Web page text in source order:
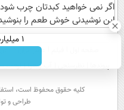
اگر نمی خواهید کبدتان چرب شود
این نوشیدنی خوش طعم را
۱ میلیارد اعتبار خرید طلا | بدون ضامن و چک
عصر ایران۲
آب و هوا اوقات
كليه حقوق محفوظ است،
طراحی و